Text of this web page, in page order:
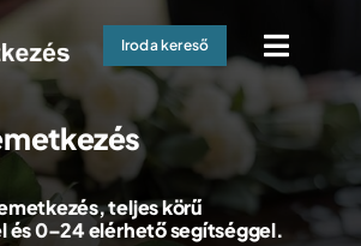
Iroda kereső
Toggle
Kezdőoldal
0-24
temetés
teljes körű
és 0–24 elérhető segítséggel.